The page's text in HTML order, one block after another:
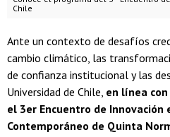
Chile
Ante un contexto de desafíos
cambio climático, las
de confianza institucional y las
Universidad de Chile, en línea
el 3er Encuentro de Innovación
Contemporáneo de Quinta